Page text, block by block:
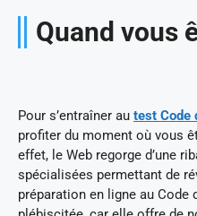
Quand vous
Pour s’entraîner au test Code
profiter du moment où vous
effet, le Web regorge d’une
spécialisées permettant de
préparation en ligne au Code